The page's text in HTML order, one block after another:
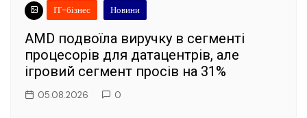
ІТ-бізнес Новини
AMD подвоїла виручку в сегменті
процесорів для датацентрів, але
ігровий сегмент просів на 31%
05.08.2026 0